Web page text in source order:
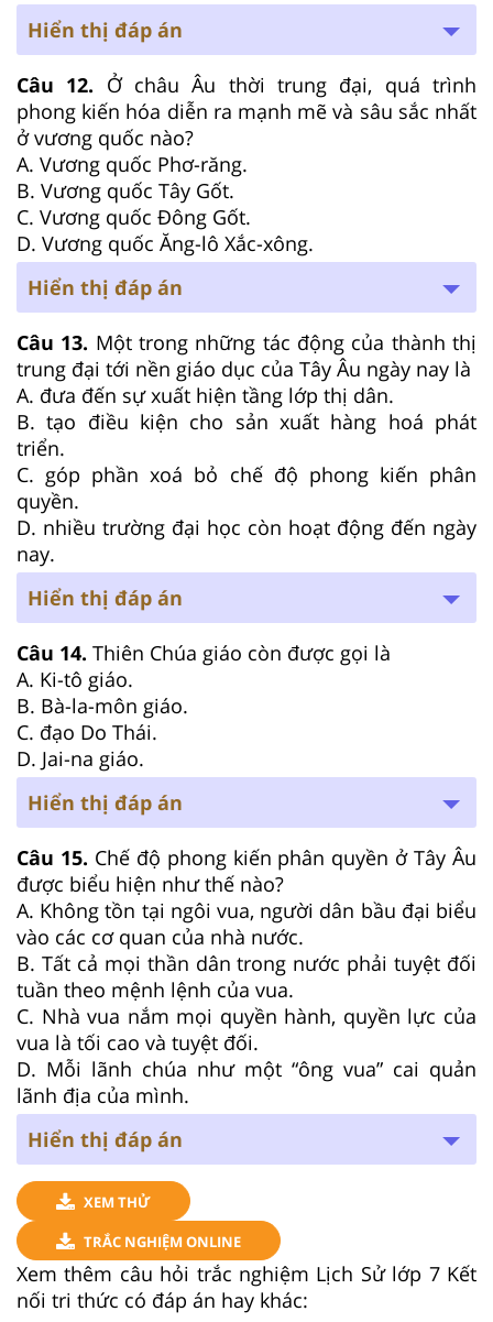
Hiển thị đáp án
Câu 12. Ở châu Âu thời trung đại, quá trình
phong kiến hóa diễn ra mạnh mẽ và sâu sắc nhất
ở vương quốc nào?
A. Vương quốc Phơ-răng.
B. Vương quốc Tây Gốt.
C. Vương quốc Đông Gốt.
D. Vương quốc Ăng-lô Xắc-xông.
Hiển thị đáp án
Câu 13. Một trong những tác động của thành thị
trung đại tới nền giáo dục của Tây Âu ngày nay là
A. đưa đến sự xuất hiện tầng lớp thị dân.
B. tạo điều kiện cho sản xuất hàng hoá phát
triển.
C. góp phần xoá bỏ chế độ phong kiến phân
quyền.
D. nhiều trường đại học còn hoạt động đến ngày
nay.
Hiển thị đáp án
Câu 14. Thiên Chúa giáo còn được gọi là
A. Ki-tô giáo.
B. Bà-la-môn giáo.
C. đạo Do Thái.
D. Jai-na giáo.
Hiển thị đáp án
Câu 15. Chế độ phong kiến phân quyền ở Tây Âu
được biểu hiện như thế nào?
A. Không tồn tại ngôi vua, người dân bầu đại biểu
vào các cơ quan của nhà nước.
B. Tất cả mọi thần dân trong nước phải tuyệt đối
tuần theo mệnh lệnh của vua.
C. Nhà vua nắm mọi quyền hành, quyền lực của
vua là tối cao và tuyệt đối.
D. Mỗi lãnh chúa như một “ông vua” cai quản
lãnh địa của mình.
Hiển thị đáp án
XEM THỬ
TRẮC NGHIỆM ONLINE
Xem thêm câu hỏi trắc nghiệm Lịch Sử lớp 7 Kết
nối tri thức có đáp án hay khác: